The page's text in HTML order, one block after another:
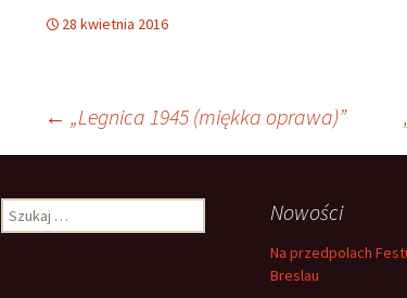
28 kwietnia 2016
← „Legnica 1945 (miękka oprawa)”
Szukaj: Nowości
Na przedpolach
Breslau